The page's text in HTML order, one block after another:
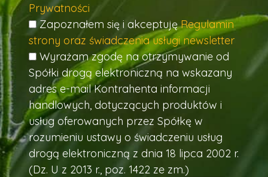
Prywatności
Zapoznałem się i akceptujęRegulamin
strony oraz świadczenia usługi newsletter
Wyrażam zgodę na otrzymywanie od
Spółki drogą elektroniczną na wskazany
adres e-mail Kontrahenta informacji
handlowych, dotyczących produktów i
usług oferowanych przez Spółkę w
rozumieniu ustawy o świadczeniu usług
drogą elektroniczną z dnia 18 lipca 2002 r.
(Dz. U z 2013 r., poz. 1422 ze zm.)